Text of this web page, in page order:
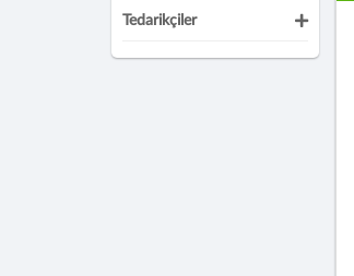
Tedarikçiler